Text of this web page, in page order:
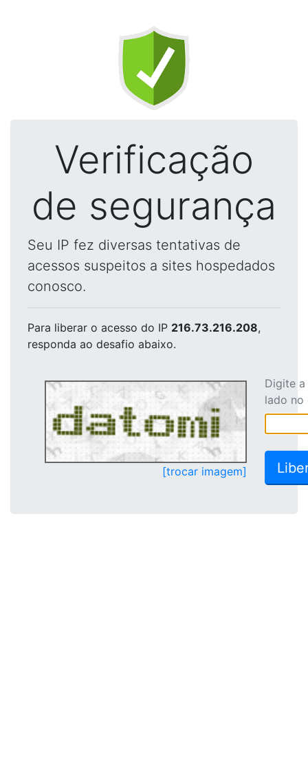
Verificação
de segurança
Seu IP fez diversas tentativas de
acessos suspeitos a sites hospedados
conosco.
Para liberar o acesso do IP 216.73.216.208,
responda ao desafio abaixo.
[trocar imagem]
Digite
lado no